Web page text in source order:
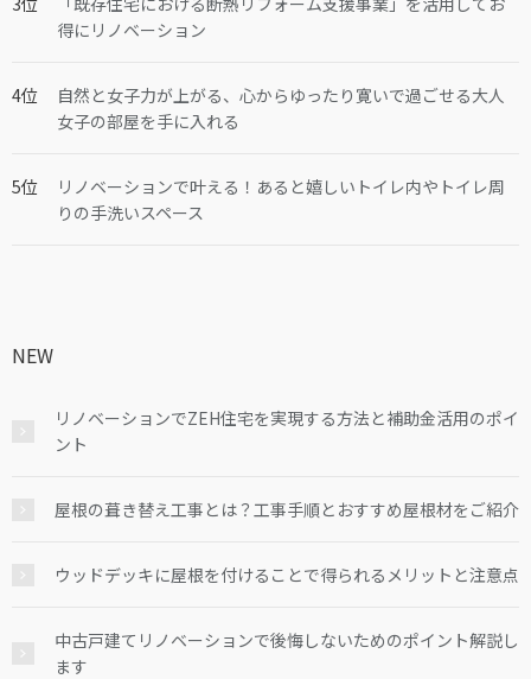
得にリノベーション
自然と女子力が上がる、心からゆったり寛いで過ごせる大人
女子の部屋を手に入れる
リノベーションで叶える！あると嬉しいトイレ内やトイレ周
りの手洗いスペース
NEW
リノベーションでZEH住宅を実現する方法と補助金活用のポイ
ント
屋根の葺き替え工事とは？工事手順とおすすめ屋根材をご紹介
ウッドデッキに屋根を付けることで得られるメリットと注意点
中古戸建てリノベーションで後悔しないためのポイント解説し
ます